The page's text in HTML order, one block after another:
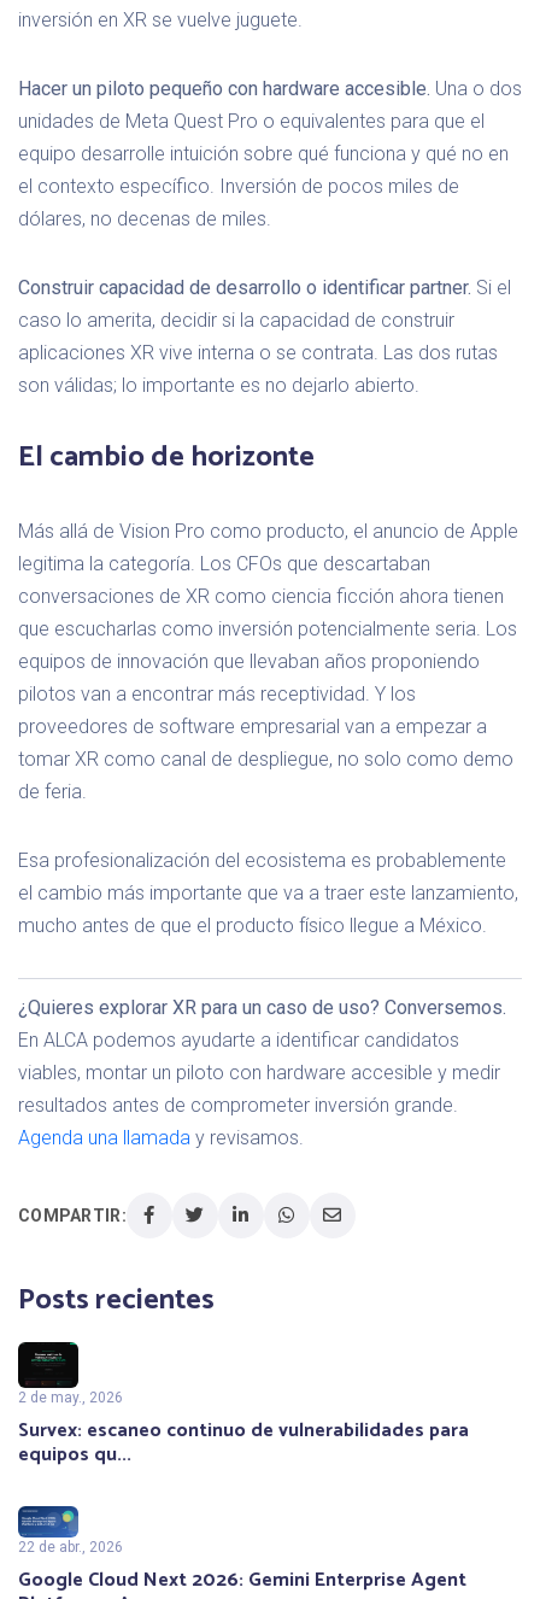
inversión en XR se vuelve juguete.
Hacer un piloto pequeño con hardware accesible. Una o dos
unidades de Meta Quest Pro o equivalentes para que el
equipo desarrolle intuición sobre qué funciona y qué no en
el contexto específico. Inversión de pocos miles de
dólares, no decenas de miles.
Construir capacidad de desarrollo o identificar partner. Si el
caso lo amerita, decidir si la capacidad de construir
aplicaciones XR vive interna o se contrata. Las dos rutas
son válidas; lo importante es no dejarlo abierto.
El cambio de horizonte
Más allá de Vision Pro como producto, el anuncio de Apple
legitima la categoría. Los CFOs que descartaban
conversaciones de XR como ciencia ficción ahora tienen
que escucharlas como inversión potencialmente seria. Los
equipos de innovación que llevaban años proponiendo
pilotos van a encontrar más receptividad. Y los
proveedores de software empresarial van a empezar a
tomar XR como canal de despliegue, no solo como demo
de feria.
Esa profesionalización del ecosistema es probablemente
el cambio más importante que va a traer este lanzamiento,
mucho antes de que el producto físico llegue a México.
¿Quieres explorar XR para un caso de uso? Conversemos.
En ALCA podemos ayudarte a identificar candidatos
viables, montar un piloto con hardware accesible y medir
resultados antes de comprometer inversión grande.
Agenda una llamada y revisamos.
COMPARTIR:
Posts recientes
2 de may., 2026
Survex: escaneo continuo de vulnerabilidades para
equipos qu...
22 de abr., 2026
Google Cloud Next 2026: Gemini Enterprise Agent